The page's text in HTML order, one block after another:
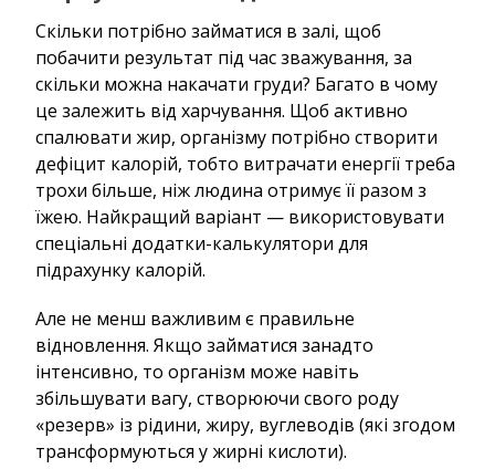
Скільки потрібно займатися в залі, щоб
побачити результат під час зважування, за
скільки можна накачати груди? Багато в чому
це залежить від харчування. Щоб активно
спалювати жир, організму потрібно створити
дефіцит калорій, тобто витрачати енергії треба
трохи більше, ніж людина отримує її разом з
їжею. Найкращий варіант — використовувати
спеціальні додатки-калькулятори для
підрахунку калорій.
Але не менш важливим є правильне
відновлення. Якщо займатися занадто
інтенсивно, то організм може навіть
збільшувати вагу, створюючи свого роду
«резерв» із рідини, жиру, вуглеводів (які згодом
трансформуються у жирні кислоти).